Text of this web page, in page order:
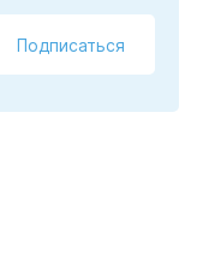
Подписаться